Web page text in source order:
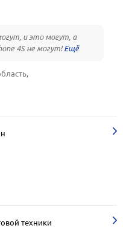
и это могут, а
4S не могут!
техники